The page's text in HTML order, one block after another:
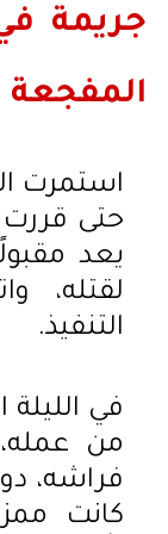
جريمة
المفجعة
استمرت
حتى قررت
يعد
لقتله،
التنفيذ.
في
من
فراشه،
كانت